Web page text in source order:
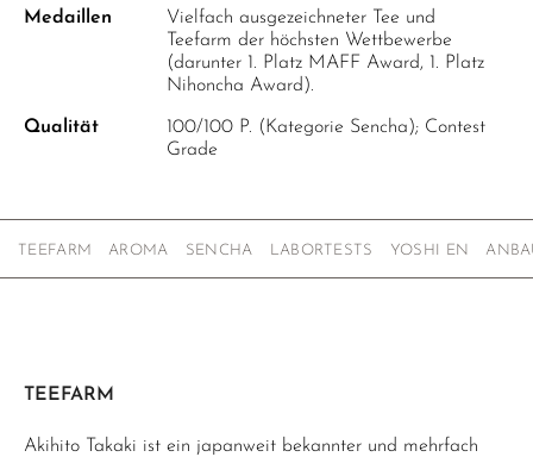
Medaillen
Vielfach ausgezeichneter Tee und
Teefarm der höchsten Wettbewerbe
(darunter 1. Platz MAFF Award, 1. Platz
Nihoncha Award).
Qualität
100/100 P. (Kategorie Sencha); Contest
Grade
TEEFARM AROMA SENCHA LABORTESTS YOSHI EN
TEEFARM
Akihito Takaki ist ein japanweit bekannter und mehrfach